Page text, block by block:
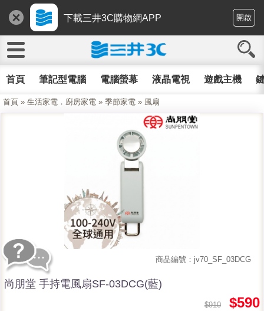
下載三井3C購物網APP 開啟
首頁 筆記型電腦 電腦螢幕 液晶電視 遊戲主機
首頁 » 生活家電．廚房家電 » 季節家電 » 風扇
商品編號：jv70_SF_03DCG
尚朋堂 手持電風扇SF-03DCG(藍)
$910 $590